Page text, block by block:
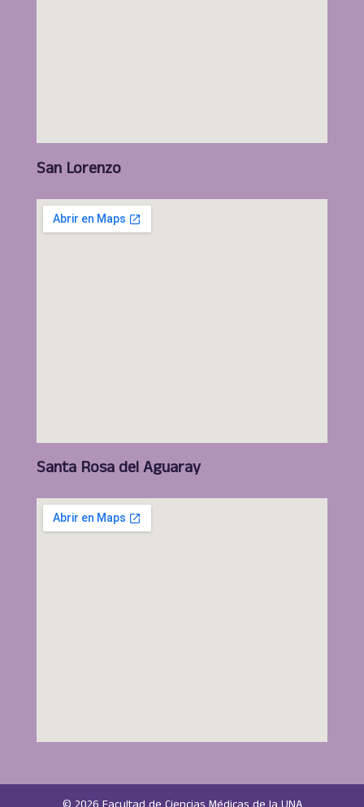
San Lorenzo
Santa Rosa del Aguaray